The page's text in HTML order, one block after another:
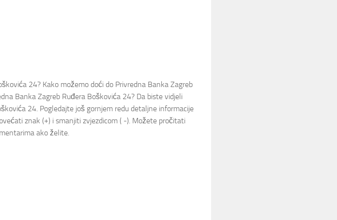
24? Kako možemo doći do Privredna Banka Zagreb
Banka Zagreb Ruđera Boškovića 24? Da biste vidjeli
24. Pogledajte još gornjem redu detaljne informacije
znak (+) i smanjiti zvjezdicom ( -). Možete pročitati
ako želite.